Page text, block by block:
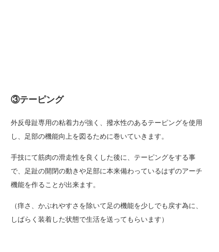
③テーピング
外反母趾専用の粘着力が強く、撥水性のあるテーピングを使用
し、足部の機能向上を図るために巻いていきます。
手技にて筋肉の滑走性を良くした後に、テーピングをする事
で、足趾の開閉の動きや足部に本来備わっているはずのアーチ
機能を作ることが出来ます。
（痒さ、かぶれやすさを除いて足の機能を少しでも戻す為に、
しばらく装着した状態で生活を送ってもらいます）